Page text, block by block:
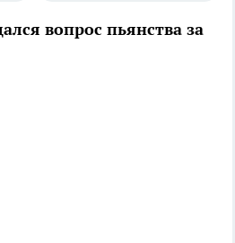
вопрос пьянства за